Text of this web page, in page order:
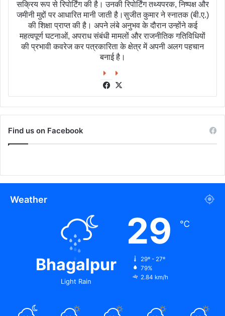
सक्रिय रूप से रिपोर्टिंग की है। उनकी रिपोर्टिंग तथ्यपरक, निष्पक्ष और
जमीनी मुद्दों पर आधारित मानी जाती है।सुजीत कुमार ने स्नातक (बी.ए.)
की शिक्षा प्राप्त की है। अपने लंबे अनुभव के दौरान उन्होंने कई
महत्वपूर्ण घटनाओं, अपराध संबंधी मामलों और राजनीतिक गतिविधियों
की प्रभावी कवरेज कर पत्रकारिता के क्षेत्र में अपनी अलग पहचान
बनाई है।
Facebook
Find us on Facebook
Weather
Bhagalpur
Light Rain
29 ℃
29º - 27º
79%
2.84 km/h